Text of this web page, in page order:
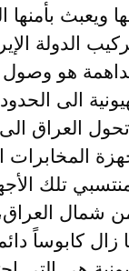
ويعبث بأمنها
الدولة
هو
الى الحدود
تحول العراق
المخابرات
تلك
شمال
كابوساً